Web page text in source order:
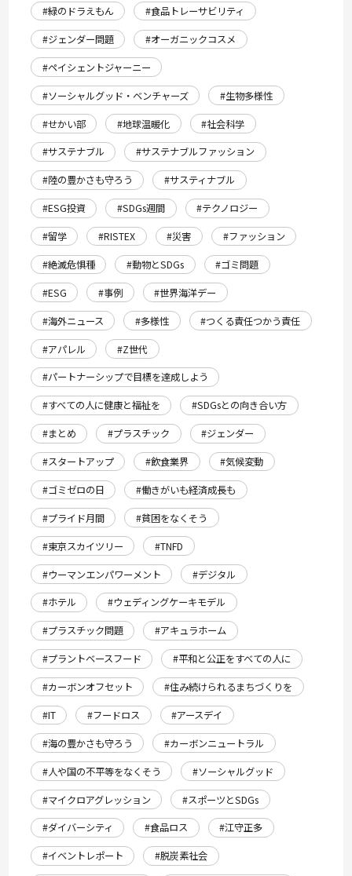
#緑のドラえもん
#食品トレーサビリティ
#ジェンダー問題
#オーガニックコスメ
#ペイシェントジャーニー
#ソーシャルグッド・ベンチャーズ
#生物多様性
#せかい部
#地球温暖化
#社会科学
#サステナブル
#サステナブルファッション
#陸の豊かさも守ろう
#サスティナブル
#ESG投資
#SDGs週間
#テクノロジー
#留学
#RISTEX #災害
#ファッション
#絶滅危惧種
#動物とSDGs
#ゴミ問題
#ESG
#事例
#世界海洋デー
#海外ニュース
#多様性
#つくる責任つかう責任
#アパレル
#Z世代
#パートナーシップで目標を達成しよう
#すべての人に健康と福祉を
#SDGsとの向き合い方
#まとめ
#プラスチック
#ジェンダー
#スタートアップ
#飲食業界
#気候変動
#ゴミゼロの日
#働きがいも経済成長も
#プライド月間
#貧困をなくそう
#東京スカイツリー
#TNFD
#ウーマンエンパワーメント
#デジタル
#ホテル
#ウェディングケーキモデル
#プラスチック問題
#アキュラホーム
#プラントベースフード
#平和と公正をすべての人に
#カーボンオフセット
#住み続けられるまちづくりを
#IT
#フードロス
#アースデイ
#海の豊かさも守ろう
#カーボンニュートラル
#人や国の不平等をなくそう
#ソーシャルグッド
#マイクロアグレッション
#スポーツとSDGs
#ダイバーシティ
#食品ロス
#江守正多
#イベントレポート
#脱炭素社会